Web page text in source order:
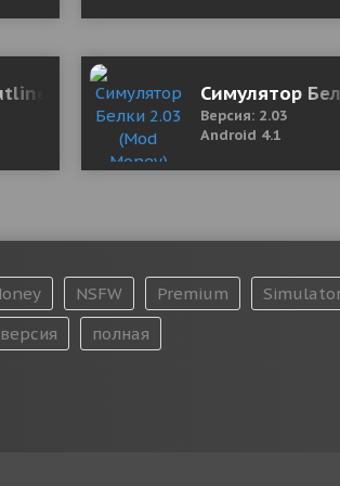
Notes, Mind MapСимулятор
Версия: 2.03
Android 4.1
NSFW Premium
версия
полная